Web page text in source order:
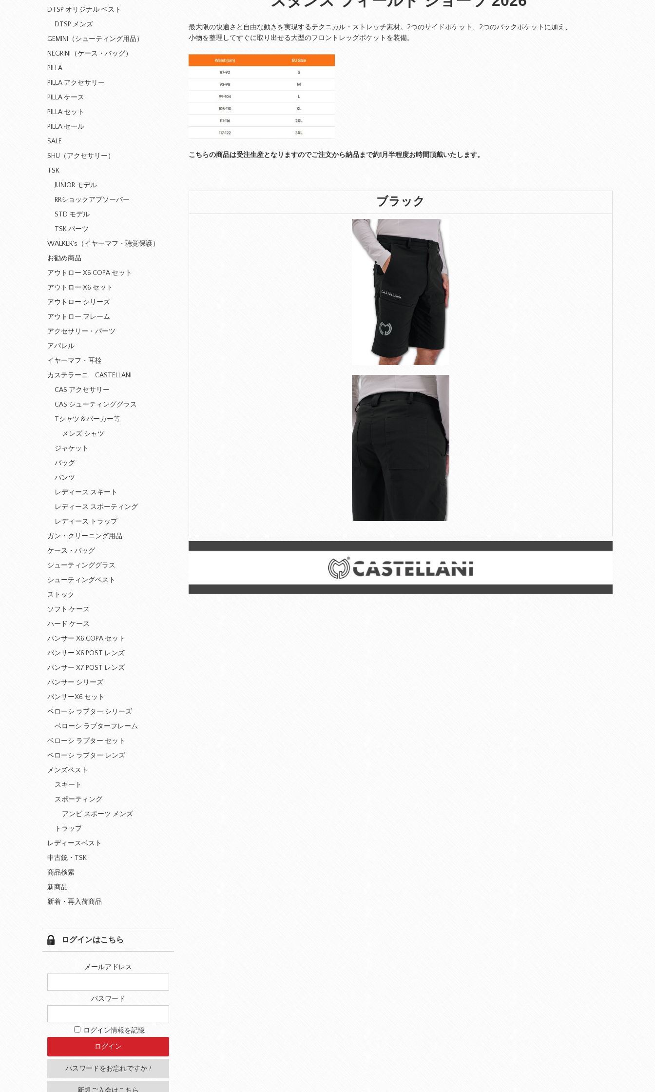
最大限の快適さと自由な動きを実現するテクニカル・ストレッチ素材。2つのサイドポケット、2つのバックポケットに加え、
小物を整理してすぐに取り出せる大型のフロントレッグポケットを装備。
こちらの商品は受注生産となりますのでご注文から納品まで約1月半程度お時間頂戴いたします。
ブラック
DTSP オリジナル ベスト
DTSP メンズ
GEMINI（シューティング用品）
NEGRINI（ケース・バッグ）
PILLA
PILLA アクセサリー
PILLA ケース
PILLA セット
PILLA セール
SALE
SHU（アクセサリー）
TSK
JUNIOR モデル
RRショックアブソーバー
STD モデル
TSK パーツ
WALKER's（イヤーマフ・聴覚保護）
お勧め商品
アウトロー X6 COPA セット
アウトロー X6 セット
アウトロー シリーズ
アウトロー フレーム
アクセサリー・パーツ
アパレル
イヤーマフ・耳栓
カステラーニ CASTELLANI
CAS アクセサリー
CAS シューティンググラス
Tシャツ＆パーカー等
メンズ シャツ
ジャケット
バッグ
パンツ
レディース スキート
レディース スポーティング
レディース トラップ
ガン・クリーニング用品
ケース・バッグ
シューティンググラス
シューティングベスト
ストック
ソフト ケース
ハード ケース
パンサー X6 COPA セット
パンサー X6 POST レンズ
パンサー X7 POST レンズ
パンサー シリーズ
パンサーX6 セット
ベローシ ラプター シリーズ
ベローシ ラプターフレーム
ベローシ ラプター セット
ベローシ ラプター レンズ
メンズベスト
スキート
スポーティング
アンビ スポーツ メンズ
トラップ
レディースベスト
中古銃・TSK
商品検索
新商品
新着・再入荷商品
ログインはこちら
メールアドレス
パスワード
ログイン情報を記憶
パスワードをお忘れですか ?